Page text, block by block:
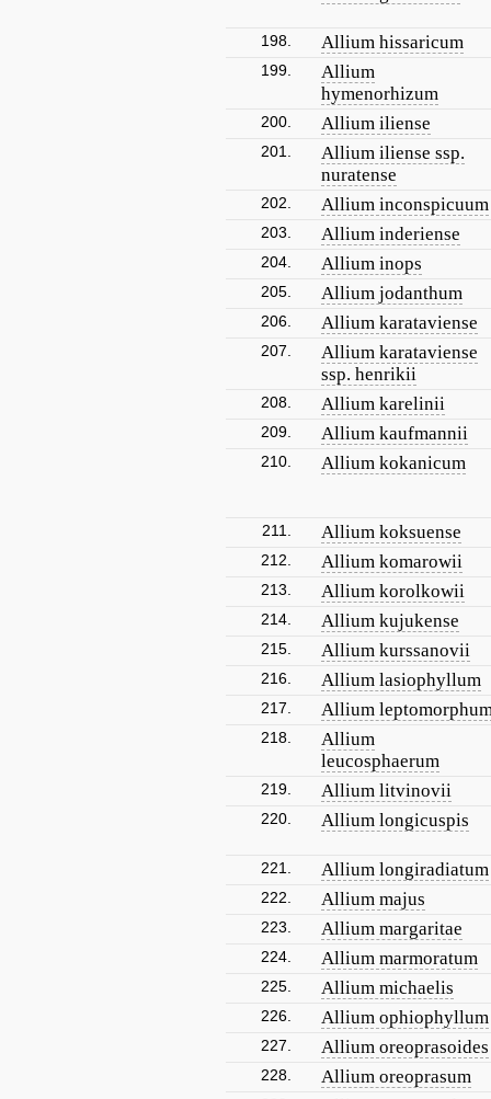
198. Allium hissaricum
199.
Allium
hymenorhizum
200. Allium iliense
201.
Allium iliense ssp.
nuratense
202. Allium inconspicuum
203. Allium inderiense
204. Allium inops
205. Allium jodanthum
206. Allium karataviense
207.
Allium karataviense
ssp. henrikii
208. Allium karelinii
209. Allium kaufmannii
210. Allium kokanicum
211. Allium koksuense
212. Allium komarowii
213. Allium korolkowii
214. Allium kujukense
215. Allium kurssanovii
216. Allium lasiophyllum
217. Allium
218.
Allium
leucosphaerum
219. Allium litvinovii
220. Allium longicuspis
221. Allium longiradiatum
222. Allium majus
223. Allium margaritae
224. Allium marmoratum
225. Allium michaelis
226. Allium ophiophyllum
227. Allium oreoprasoides
228. Allium oreoprasum